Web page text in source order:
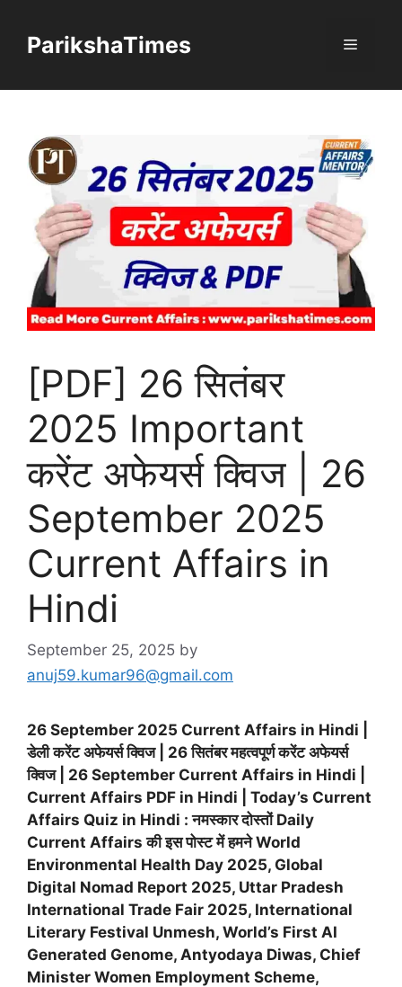
contentParikshaTimes Menu
[PDF] 26 सितंबर
2025 Important
करेंट अफेयर्स क्विज | 26
September 2025
Current Affairs in
Hindi
September 25, 2025 by
anuj59.kumar96@gmail.com
26 September 2025 Current Affairs in Hindi |
डेली करेंट अफेयर्स क्विज | 26 सितंबर महत्वपूर्ण करेंट अफेयर्स
क्विज | 26 September Current Affairs in Hindi |
Current Affairs PDF in Hindi | Today’s Current
Affairs Quiz in Hindi : नमस्कार दोस्तों Daily
Current Affairs की इस पोस्ट में हमने World
Environmental Health Day 2025, Global
Digital Nomad Report 2025, Uttar Pradesh
International Trade Fair 2025, International
Literary Festival Unmesh, World’s First AI
Generated Genome, Antyodaya Diwas, Chief
Minister Women Employment Scheme,